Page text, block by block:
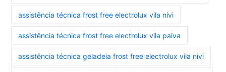
assistência técnica frost free electrolux vila nivi
assistência técnica frost free electrolux vila paiva
assistência técnica geladeia frost free electrolux vila nivi